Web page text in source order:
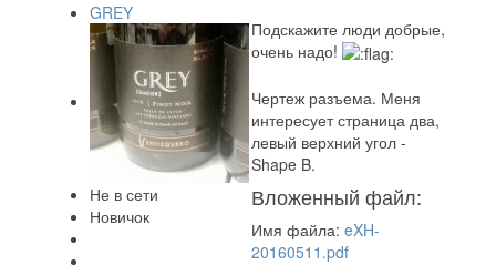
GREY
Не в сети
Новичок
Подскажите люди добрые,
очень надо!
Чертеж разъема. Меня
интересует страница два,
левый верхний угол -
Shape B.
Вложенный файл:
Имя файла: eXH-
20160511.pdf